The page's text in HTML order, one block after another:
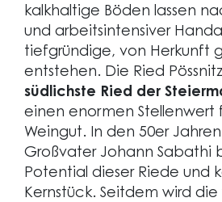
kalkhaltige Böden lassen
und arbeitsintensiver
tiefgründige, von Herkunft
entstehen. Die Ried
südlichste Ried der
einen enormen Stellenwert
Weingut. In den 50er
Großvater Johann Sabathi
Potential dieser Riede und
Kernstück. Seitdem wird